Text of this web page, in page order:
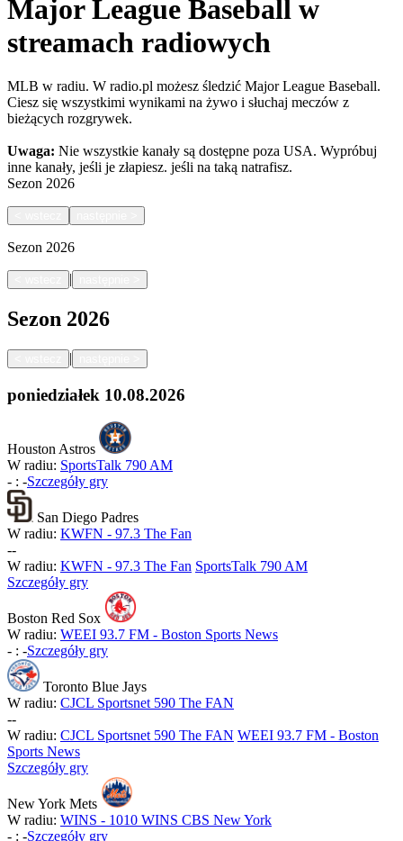
Major League Baseball w
streamach radiowych
MLB w radiu. W radio.pl możesz śledzić Major League Baseball.
Ciesz się wszystkimi wynikami na żywo i słuchaj meczów z
bieżących rozgrywek.
Uwaga: Nie wszystkie kanały są dostępne poza USA. Wypróbuj
inne kanały, jeśli je złapiesz. jeśli na taką natrafisz.
Sezon 2026
Sezon 2026
|
Sezon 2026
|
poniedziałek 10.08.2026
Houston Astros
W radiu: SportsTalk 790 AM
- : -Szczegóły gry
San Diego Padres
W radiu: KWFN - 97.3 The Fan
--
W radiu: KWFN - 97.3 The Fan SportsTalk 790 AM
Szczegóły gry
Boston Red Sox
W radiu: WEEI 93.7 FM - Boston Sports News
- : -Szczegóły gry
Toronto Blue Jays
W radiu: CJCL Sportsnet 590 The FAN
--
W radiu: CJCL Sportsnet 590 The FAN WEEI 93.7 FM - Boston
Sports News
Szczegóły gry
New York Mets
W radiu: WINS - 1010 WINS CBS New York
- : -Szczegóły gry